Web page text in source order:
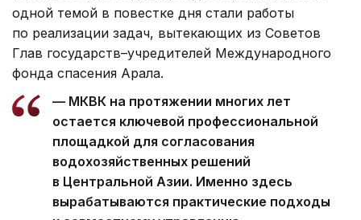
одной темой в повестке дня стали работы
по реализации задач, вытекающих из Советов
Глав государств–учредителей Международного
фонда спасения Арала.
— МКВК на протяжении многих лет
остается ключевой профессиональной
площадкой для согласования
водохозяйственных решений
в Центральной Азии. Именно здесь
вырабатываются практические подходы